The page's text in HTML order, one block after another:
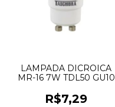
LAMPADA DICROICA
MR-16 7W TDL50 GU10
TASCHIBRA
R$7,29